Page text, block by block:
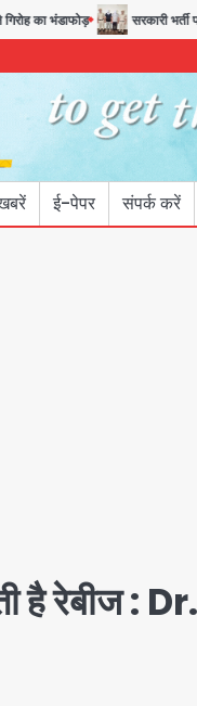
भंडाफोड़ सरकारी भर्ती
ई-पेपर संपर्क करें
है रेबीज : Dr.